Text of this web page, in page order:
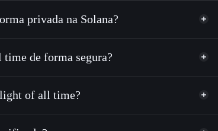
ou milhares de outros tokens Solana com
em AUR78B
publicamente as carteiras usando o Agregador de
privada na Solana?
de forma segura?
carteira não-custodial Solflare
of all time?
of all time